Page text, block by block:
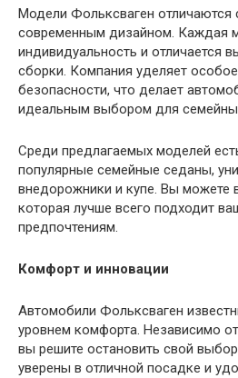
Модели Фольксваген отличаются
современным дизайном. Каждая
индивидуальность и отличается
сборки. Компания уделяет
безопасности, что делает
идеальным выбором для
Среди предлагаемых моделей
популярные семейные седаны,
внедорожники и купе. Вы можете
которая лучше всего подходит
предпочтениям.
Комфорт и инновации
Автомобили Фольксваген
уровнем комфорта. Независимо
вы решите остановить свой
уверены в отличной посадке и